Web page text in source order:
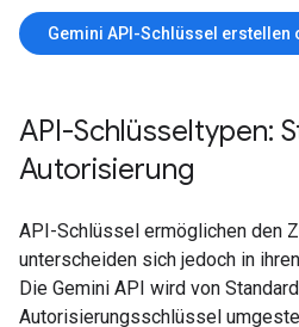
Gemini API-Schlüssel erstellen
API-Schlüsseltypen:
Autorisierung
API-Schlüssel ermöglichen den
unterscheiden sich jedoch in
Die Gemini API wird von
Autorisierungsschlüssel